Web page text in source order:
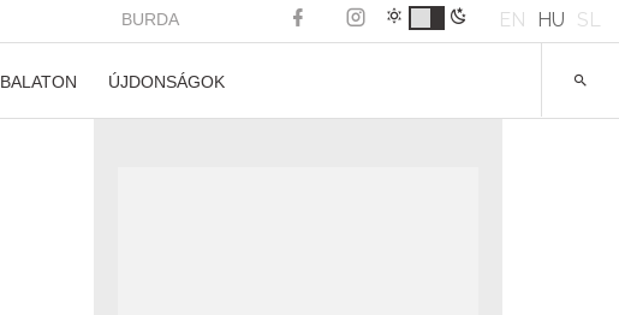
BURDA EN HU SL
BALATON ÚJDONSÁGOK